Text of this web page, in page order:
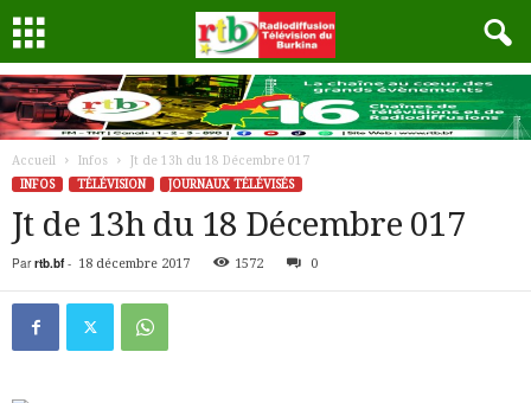
Accueil Infos
Jt de 13h du 18 Décembre 017
INFOS
TÉLÉVISION JOURNAUX TÉLÉVISÉS
Jt de 13h du 18 Décembre 017
Par rtb.bf- 18 décembre 2017 1572 0